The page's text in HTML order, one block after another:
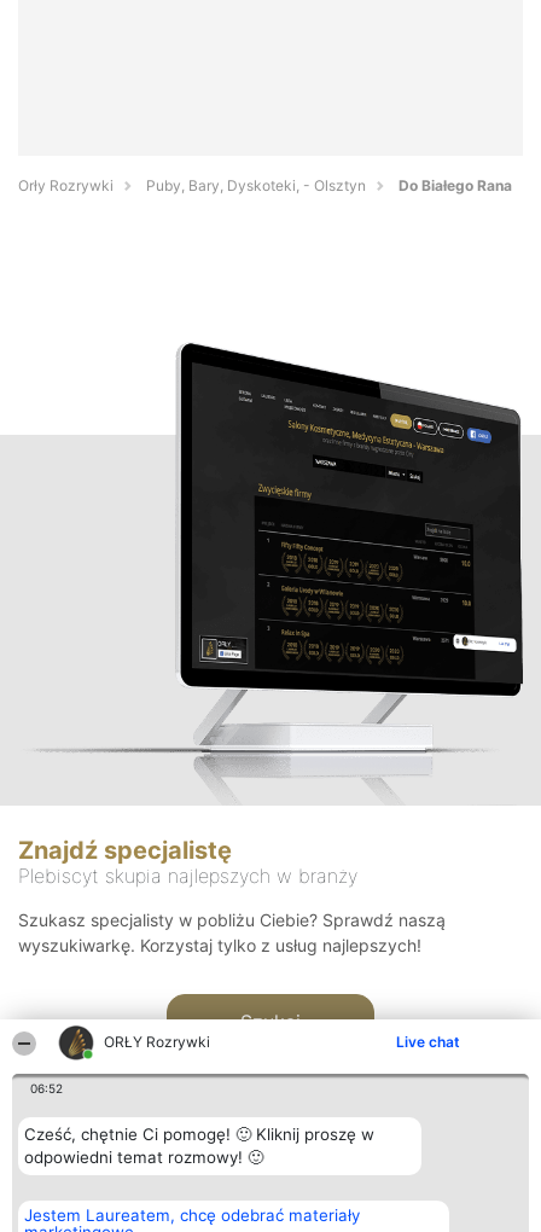
ORŁY Rozrywki Live chat
06:52
Cześć, chętnie Ci pomogę! 🙂 Kliknij proszę w
odpowiedni temat rozmowy! 🙂
Jestem Laureatem, chcę odebrać materiały
Orły Rozrywki Puby, Bary, Dyskoteki, - Olsztyn Do Białego Rana
Znajdź specjalistę
Plebiscyt skupia najlepszych w branży
Szukasz specjalisty w pobliżu Ciebie? Sprawdź naszą
wyszukiwarkę. Korzystaj tylko z usług najlepszych!
Szukaj
Organizator plebiscytu
Bright Side Solutions sp. z o.
Plebiscyt
Laureaci
Kontakt
Kontakt